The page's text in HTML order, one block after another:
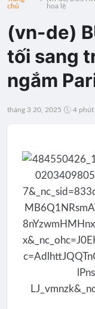
chủ
hoa lệ
(vn-de)
tối sang
ngắm
tháng 3 20, 2025 4 phút